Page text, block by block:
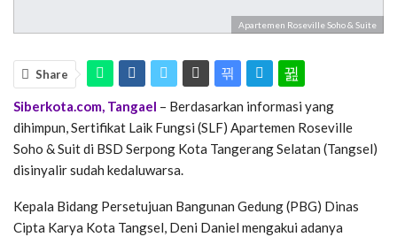
Apartemen Roseville Soho & Suite
Share
Siberkota.com, Tangael – Berdasarkan informasi yang
dihimpun, Sertifikat Laik Fungsi (SLF) Apartemen Roseville
Soho & Suit di BSD Serpong Kota Tangerang Selatan (Tangsel)
disinyalir sudah kedaluwarsa.
Kepala Bidang Persetujuan Bangunan Gedung (PBG) Dinas
Cipta Karya Kota Tangsel, Deni Daniel mengakui adanya